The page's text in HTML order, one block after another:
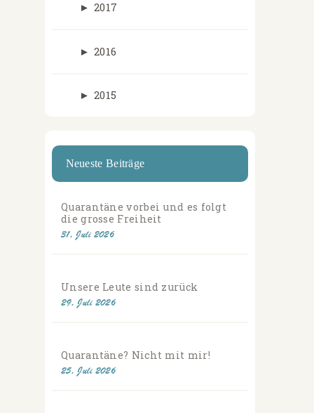
► 2017
► 2016
► 2015
Neueste Beiträge
Quarantäne vorbei und es folgt
die grosse Freiheit
31. Juli 2026
Unsere Leute sind zurück
29. Juli 2026
Quarantäne? Nicht mit mir!
25. Juli 2026